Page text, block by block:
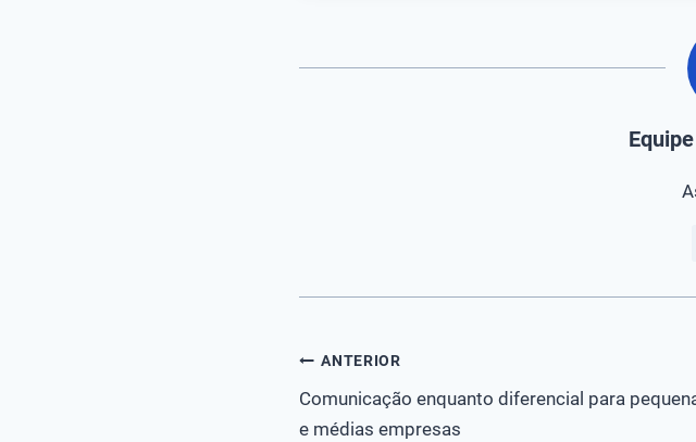
Navegação
de
ANTERIOR
Comunicação enquanto diferencial para
e médias empresas